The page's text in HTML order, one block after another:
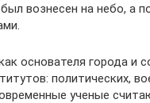
вознесен на небо, а
основателя города и
политических,
ученые